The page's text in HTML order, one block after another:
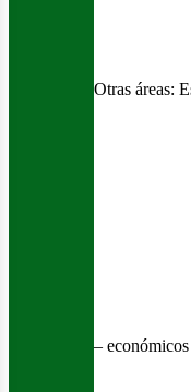
Otras áreas:
–